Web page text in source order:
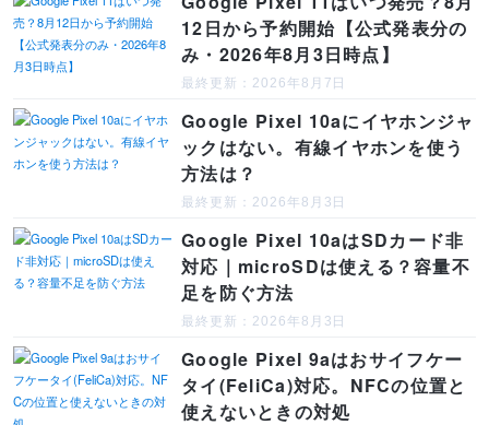
12日から予約開始【公式発表分の
み・2026年8月3日時点】
最終更新：2026年8月7日
Google Pixel 10aにイヤホンジャ
ックはない。有線イヤホンを使う
方法は？
最終更新：2026年8月3日
Google Pixel 10aはSDカード非
対応｜microSDは使える？容量不
足を防ぐ方法
最終更新：2026年8月3日
Google Pixel 9aはおサイフケー
タイ(FeliCa)対応。NFCの位置と
使えないときの対処